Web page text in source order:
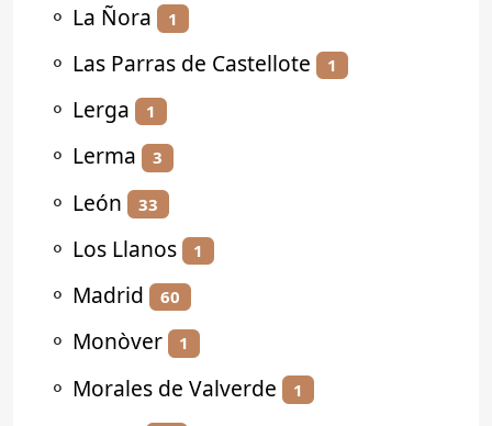
⚬ La Ñora 1
⚬ Las Parras de Castellote 1
⚬ Lerga 1
⚬ Lerma 3
⚬ León 33
⚬ Los Llanos 1
⚬ Madrid 60
⚬ Monòver 1
⚬ Morales de Valverde 1